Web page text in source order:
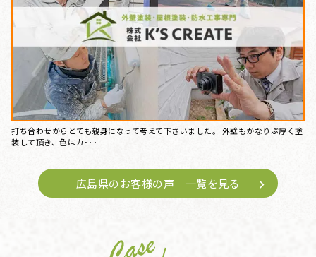
打ち合わせからとても親身になって考えて下さいました。 外壁もかなりぶ厚く塗
装して頂き、色はカ･･･
広島県のお客様の声 一覧を見る